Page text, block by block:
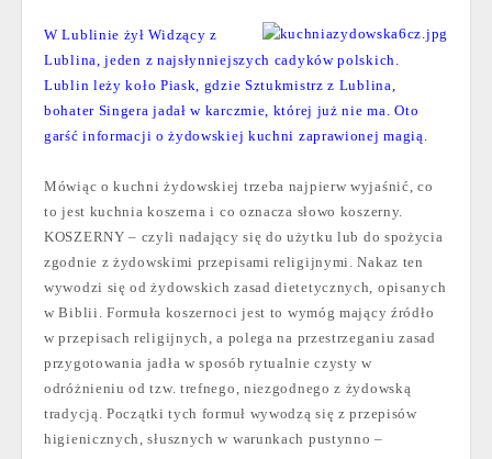
W Lublinie żył Widzący z
Lublina, jeden z najsłynniejszych cadyków polskich.
Lublin leży koło Piask, gdzie Sztukmistrz z Lublina,
bohater Singera jadał w karczmie, której już nie ma. Oto
garść informacji o żydowskiej kuchni zaprawionej magią.
Mówiąc o kuchni żydowskiej trzeba najpierw wyjaśnić, co
to jest kuchnia koszerna i co oznacza słowo koszerny.
KOSZERNY – czyli nadający się do użytku lub do spożycia
zgodnie z żydowskimi przepisami religijnymi. Nakaz ten
wywodzi się od żydowskich zasad dietetycznych, opisanych
w Biblii. Formuła koszernoci jest to wymóg mający źródło
w przepisach religijnych, a polega na przestrzeganiu zasad
przygotowania jadła w sposób rytualnie czysty w
odróżnieniu od tzw. trefnego, niezgodnego z żydowską
tradycją. Początki tych formuł wywodzą się z przepisów
higienicznych, słusznych w warunkach pustynno –